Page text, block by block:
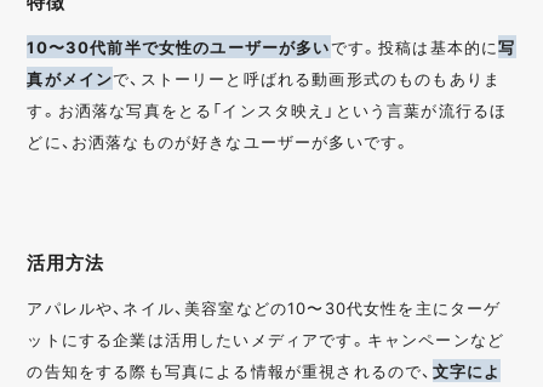
10〜30代前半で女性のユーザーが多いです。投稿は基本的に写
真がメインで、ストーリーと呼ばれる動画形式のものもありま
す。お洒落な写真をとる「インスタ映え」という言葉が流行るほ
どに、お洒落なものが好きなユーザーが多いです。
活用方法
アパレルや、ネイル、美容室などの10〜30代女性を主にターゲ
ットにする企業は活用したいメディアです。キャンペーンなど
の告知をする際も写真による情報が重視されるので、 文字によ